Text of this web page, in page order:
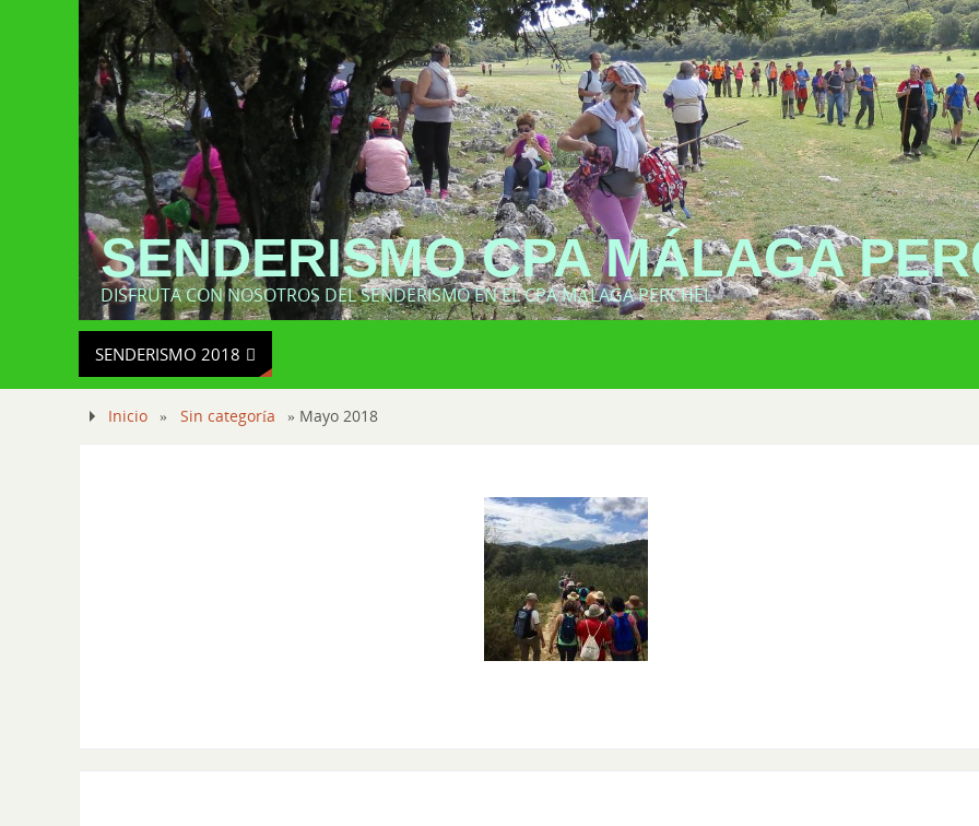
SENDERISMO CPA MÁLAGA
DISFRUTA CON NOSOTROS DEL SENDERISMO EN EL CPA MÁLAGA PERCHEL
SENDERISMO 2018
Inicio » Sin categoría » Mayo 2018